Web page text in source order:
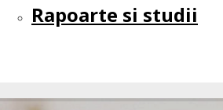
Rapoarte si studii